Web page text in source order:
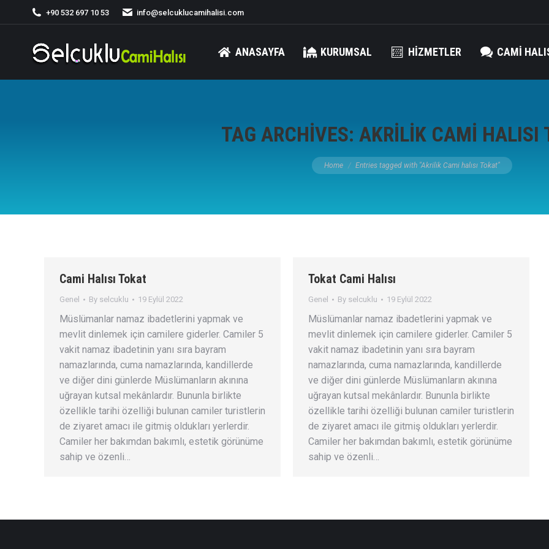
+90 532 697 10 53 info@selcuklucamihalisi.com
ANASAYFA KURUMSAL HIZMETLER CAMI
TAG ARCHIVES: AKRILIK CAMI HALISI
You are here:
Home Entries tagged with "Akrilik Cami halısı Tokat"
Cami Halısı Tokat
Genel By selcuklu 19 Eylül 2022
Müslümanlar namaz ibadetlerini yapmak ve
mevlit dinlemek için camilere giderler. Camiler 5
vakit namaz ibadetinin yanı sıra bayram
namazlarında, cuma namazlarında, kandillerde
ve diğer dini günlerde Müslümanların akınına
uğrayan kutsal mekânlardır. Bununla birlikte
özellikle tarihi özelliği bulunan camiler turistlerin
de ziyaret amacı ile gitmiş oldukları yerlerdir.
Camiler her bakımdan bakımlı, estetik görünüme
sahip ve özenli…
Tokat Cami Halısı
Genel By selcuklu 19 Eylül 2022
Müslümanlar namaz ibadetlerini yapmak ve
mevlit dinlemek için camilere giderler. Camiler 5
vakit namaz ibadetinin yanı sıra bayram
namazlarında, cuma namazlarında, kandillerde
ve diğer dini günlerde Müslümanların akınına
uğrayan kutsal mekânlardır. Bununla birlikte
özellikle tarihi özelliği bulunan camiler turistlerin
de ziyaret amacı ile gitmiş oldukları yerlerdir.
Camiler her bakımdan bakımlı, estetik görünüme
sahip ve özenli…